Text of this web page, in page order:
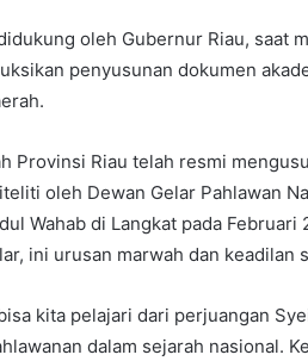
oleh Gubernur Riau, saat
penyusunan dokumen
Provinsi Riau telah resmi
oleh Dewan Gelar Pahlawan
Wahab di Langkat pada
ini urusan marwah dan keadilan
kita pelajari dari perjuangan
dalam sejarah nasional.